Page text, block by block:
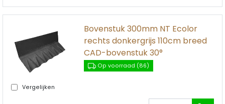
Vergelijken
Bovenstuk 300mm NT Ecolor
rechts donkergrijs 110cm breed
CAD-bovenstuk 30°
Op voorraad (86)